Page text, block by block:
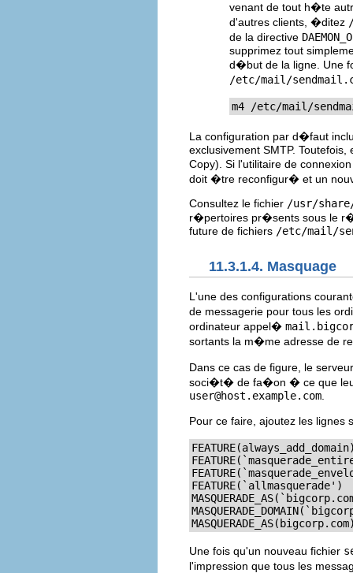
venant de tout h�te
d'autres clients, �ditez
de la directive
supprimez tout
d�but de la ligne. Une
/etc/mail/
m4 /etc/mail/
La configuration par d�faut
exclusivement SMTP.
Copy). Si l'utilitaire de
doit �tre reconfigur� et un
Consultez le fichier /usr/share/
r�pertoires pr�sents sous le
future de fichiers /etc/mail/
11.3.1.4. Masquage
L'une des configurations
de messagerie pour tous les
ordinateur appel�
sortants la m�me adresse de
Dans ce cas de figure, le
soci�t� de fa�on � ce que
user@host.example.com
Pour ce faire, ajoutez les
FEATURE(`allmasquerade')
Une fois qu'un nouveau fichier
l'impression que tous les